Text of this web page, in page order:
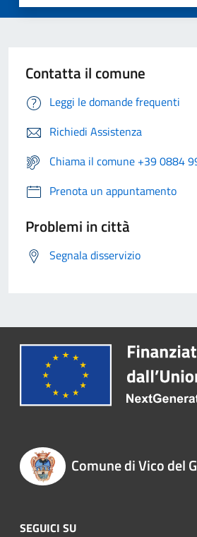
Contatta il comune
Leggi le domande frequenti
Richiedi Assistenza
Chiama il comune +39 0884
Prenota un appuntamento
Problemi in città
Segnala disservizio
Comune di Vico del
SEGUICI SU